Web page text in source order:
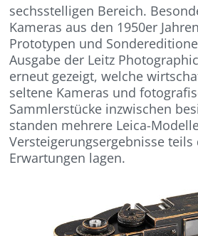
sechsstelligen Bereich.
Kameras aus den 1950er
Prototypen und
Ausgabe der Leitz
erneut gezeigt, welche
seltene Kameras und
Sammlerstücke inzwischen
standen mehrere Leica-
Versteigerungsergebnisse
Erwartungen lagen.